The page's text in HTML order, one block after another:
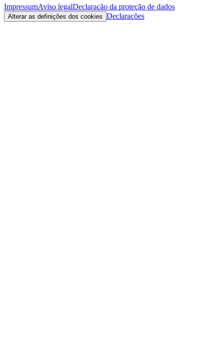
ImpressumAviso legalDeclaração da proteção de dados
Alterar as definições dos cookies Declarações